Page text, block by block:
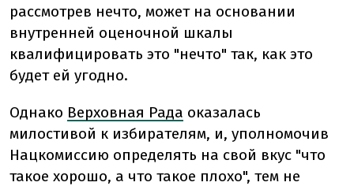
рассмотрев нечто, может на основании
внутренней оценочной шкалы
квалифицировать это "нечто" так, как это
будет ей угодно.
Однако Верховная Рада оказалась
милостивой к избирателям, и, уполномочив
Нацкомиссию определять на свой вкус "что
такое хорошо, а что такое плохо", тем не